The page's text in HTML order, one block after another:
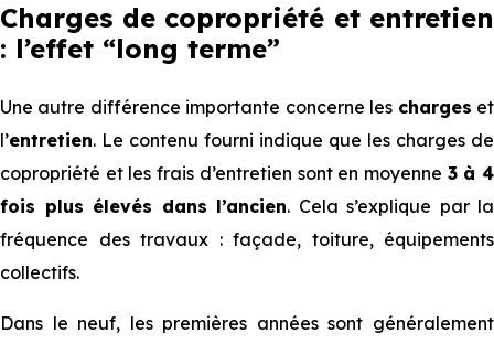
Charges de copropriété et entretien
: l’effet “long terme”
Une autre différence importante concerne les charges et
l’entretien. Le contenu fourni indique que les charges de
copropriété et les frais d’entretien sont en moyenne 3 à 4
fois plus élevés dans l’ancien. Cela s’explique par la
fréquence des travaux : façade, toiture, équipements
collectifs.
Dans le neuf, les premières années sont généralement